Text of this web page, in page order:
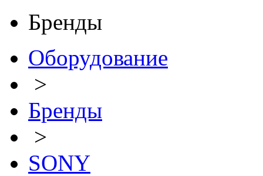
Бренды
Оборудование
>
Бренды
>
SONY